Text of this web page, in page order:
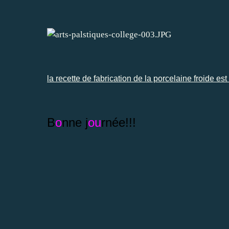
la recette de fabrication de la porcelaine froide est
Bonne journée!!!